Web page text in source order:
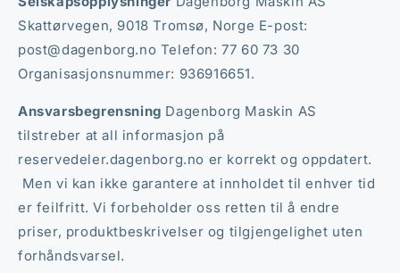
Skattørvegen, 9018 Tromsø, Norge E-post:
post@dagenborg.no Telefon: 77 60 73 30
Organisasjonsnummer: 936916651.
Ansvarsbegrensning Dagenborg Maskin AS
tilstreber at all informasjon på
reservedeler.dagenborg.no er korrekt og oppdatert.
Men vi kan ikke garantere at innholdet til enhver tid
er feilfritt. Vi forbeholder oss retten til å endre
priser, produktbeskrivelser og tilgjengelighet uten
forhåndsvarsel.